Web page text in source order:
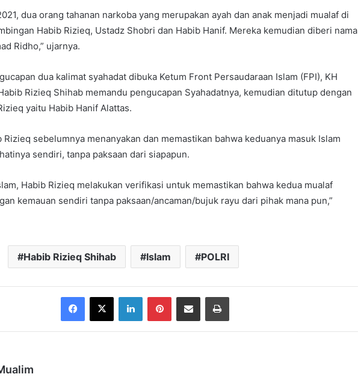
dua orang tahanan narkoba yang merupakan ayah dan anak menjadi mualaf di
Habib Rizieq, Ustadz Shobri dan Habib Hanif. Mereka kemudian diberi nama
Ridho,” ujarnya.
dua kalimat syahadat dibuka Ketum Front Persaudaraan Islam (FPI), KH
Rizieq Shihab memandu pengucapan Syahadatnya, kemudian ditutup dengan
yaitu Habib Hanif Alattas.
sebelumnya menanyakan dan memastikan bahwa keduanya masuk Islam
sendiri, tanpa paksaan dari siapapun.
Habib Rizieq melakukan verifikasi untuk memastikan bahwa kedua mualaf
kemauan sendiri tanpa paksaan/ancaman/bujuk rayu dari pihak mana pun,”
Habib Rizieq Shihab Islam POLRI
Facebook
X LinkedInPinterestShare via Email Print